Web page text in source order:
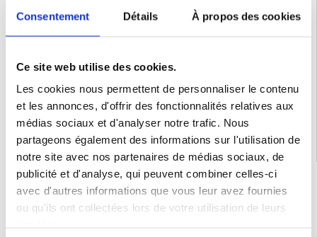
Consentement Détails À propos des cookies
Ce site web utilise des cookies.
Les cookies nous permettent de personnaliser le contenu
et les annonces, d'offrir des fonctionnalités relatives aux
médias sociaux et d'analyser notre trafic. Nous
partageons également des informations sur l'utilisation de
notre site avec nos partenaires de médias sociaux, de
publicité et d'analyse, qui peuvent combiner celles-ci
avec d'autres informations que vous leur avez fournies
ou qu'ils ont collectées lors de votre utilisation de leurs
Votre Motorola Moto G45 mérite une protection phénoménale et complète !
EAN: 5714122488794
Catégories associées:Accessoires téléphone ,Coque & Accessoires Motorola,
LIVRAISON RAPIDE
POUR LES MEMBRES DU CLUB24